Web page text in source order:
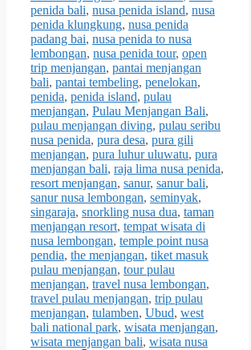
penida bali, nusa penida island, nusa
penida klungkung, nusa penida
padang bai, nusa penida to nusa
lembongan, nusa penida tour, open
trip menjangan, pantai menjangan
bali, pantai tembeling, penelokan,
penida, penida island, pulau
menjangan, Pulau Menjangan Bali,
pulau menjangan diving, pulau seribu
nusa penida, pura desa, pura gili
menjangan, pura luhur uluwatu, pura
menjangan bali, raja lima nusa penida,
resort menjangan, sanur, sanur bali,
sanur nusa lembongan, seminyak,
singaraja, snorkling nusa dua, taman
menjangan resort, tempat wisata di
nusa lembongan, temple point nusa
pendia, the menjangan, tiket masuk
pulau menjangan, tour pulau
menjangan, travel nusa lembongan,
travel pulau menjangan, trip pulau
menjangan, tulamben, Ubud, west
bali national park, wisata menjangan,
wisata menjangan bali, wisata nusa